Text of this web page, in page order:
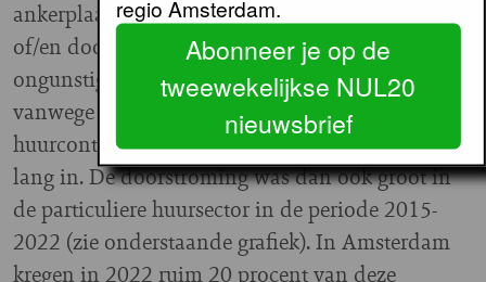
ankerplaats. Zeker, vaak tegen zeer hoge kosten
of/en door woonruimte te delen. Vanwege die
ongunstige prijs/prestatie-verhouding én
vanwege de eerdere praktijk van tijdelijke
huurcontracten wonen veel huurders er ook niet
lang in. De doorstroming was dan ook groot in
de particuliere huursector in de periode 2015-
2022 (zie onderstaande grafiek). In Amsterdam
kregen in 2022 ruim 20 procent van deze
regio Amsterdam.
Abonneer je op de
tweewekelijkse NUL20
nieuwsbrief